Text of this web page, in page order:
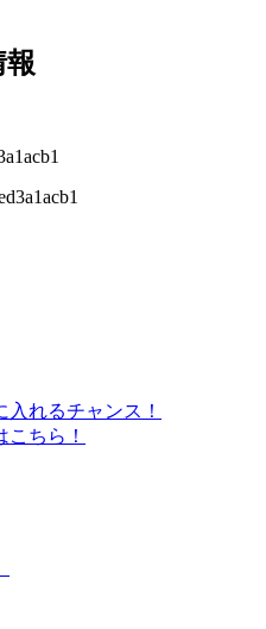
報
れるチャンス！
ちら！